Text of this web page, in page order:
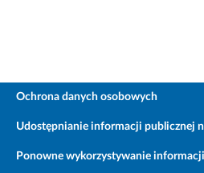
Ochrona danych osobowych
Udostępnianie informacji publicznej
Ponowne wykorzystywanie